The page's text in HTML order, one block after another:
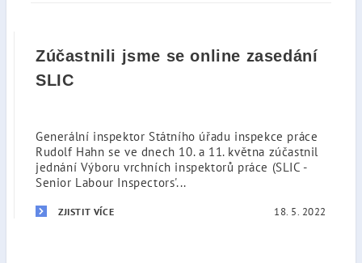
Zúčastnili jsme se online zasedání
SLIC
Generální inspektor Státního úřadu inspekce práce
Rudolf Hahn se ve dnech 10. a 11. května zúčastnil
jednání Výboru vrchních inspektorů práce (SLIC -
Senior Labour Inspectors'...
ZJISTIT VÍCE 18. 5. 2022